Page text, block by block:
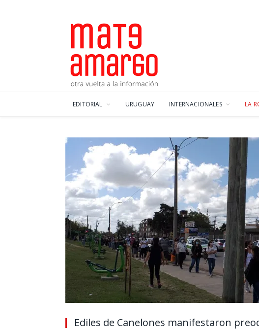
EDITORIAL URUGUAY INTERNACIONALES LA
Ediles de Canelones manifestaron